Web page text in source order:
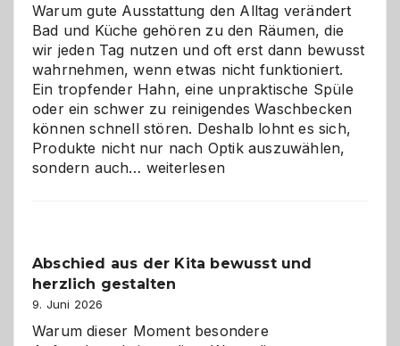
Warum gute Ausstattung den Alltag verändert
Bad und Küche gehören zu den Räumen, die
wir jeden Tag nutzen und oft erst dann bewusst
wahrnehmen, wenn etwas nicht funktioniert.
Ein tropfender Hahn, eine unpraktische Spüle
oder ein schwer zu reinigendes Waschbecken
können schnell stören. Deshalb lohnt es sich,
Produkte nicht nur nach Optik auszuwählen,
sondern auch… Bad
verstehen
weiterlesen
Abschied aus der Kita bewusst und
herzlich gestalten
9. Juni 2026
Warum dieser Moment besondere